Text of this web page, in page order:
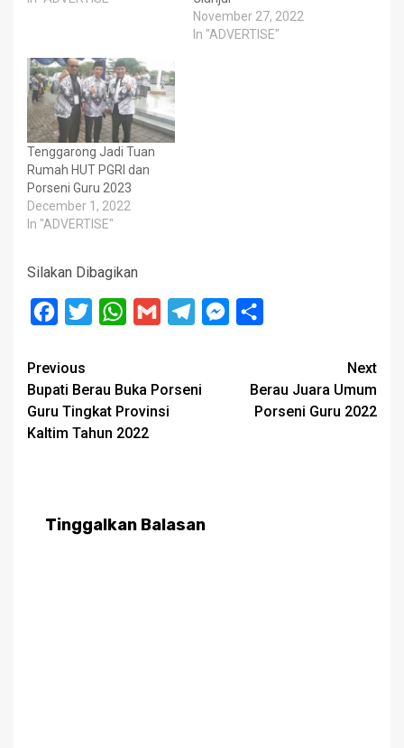
November 27, 2022
In "ADVERTISE"
Tenggarong Jadi Tuan
Rumah HUT PGRI dan
Porseni Guru 2023
December 1, 2022
In "ADVERTISE"
Silakan Dibagikan
Facebook
Twitter WhatsApp
Gmail TelegramMessenger
Post
navigation
Previous
Bupati Berau Buka Porseni
Guru Tingkat Provinsi
Kaltim Tahun 2022
Next
Berau Juara Umum
Porseni Guru 2022
Tinggalkan Balasan